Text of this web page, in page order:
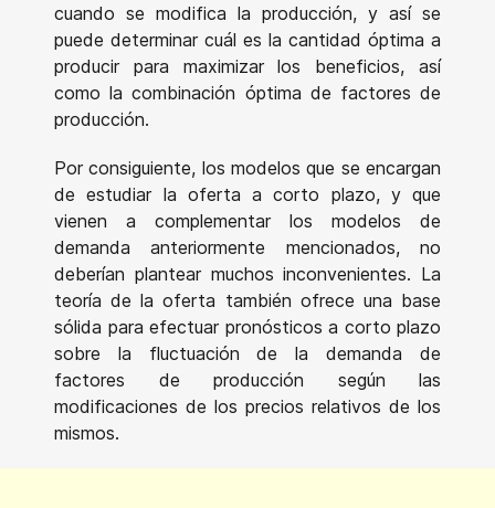
cuando se modifica la producción, y así se
puede determinar cuál es la cantidad óptima a
producir para maximizar los beneficios, así
como la combinación óptima de factores de
producción.
Por consiguiente, los modelos que se encargan
de estudiar la oferta a corto plazo, y que
vienen a complementar los modelos de
demanda anteriormente mencionados, no
deberían plantear muchos inconvenientes. La
teoría de la oferta también ofrece una base
sólida para efectuar pronósticos a corto plazo
sobre la fluctuación de la demanda de
factores de producción según las
modificaciones de los precios relativos de los
mismos.